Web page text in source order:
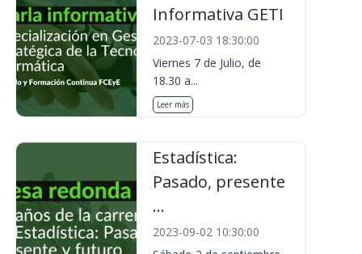
Informativa GETI
2023-07-03 18:30:00
Viernes 7 de Julio, de
18.30 a...
Leer más
Estadística:
Pasado, presente
...
2023-09-02 10:30:00